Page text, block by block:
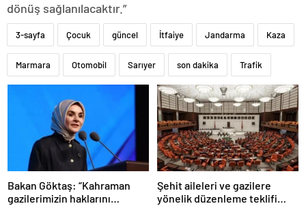
dönüş sağlanılacaktır.”
3-sayfa Çocuk güncel İtfaiye Jandarma Kaza
Marmara Otomobil Sarıyer son dakika Trafik
Bakan Göktaş: “Kahraman
gazilerimizin haklarını
Şehit aileleri ve gazilere
yönelik düzenleme teklifi